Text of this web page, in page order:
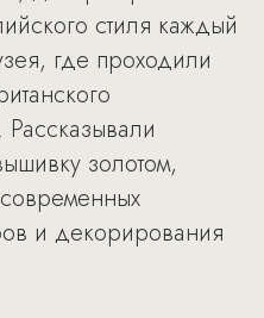
стиля каждый
где проходили
золотом,
и декорирования